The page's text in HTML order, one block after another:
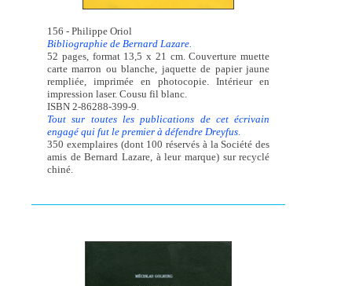
156 - Philippe Oriol
Bibliographie de Bernard Lazare.
52 pages, format 13,5 x 21 cm. Couverture muette
carte marron ou blanche, jaquette de papier jaune
rempliée, imprimée en photocopie. Intérieur en
impression laser. Cousu fil blanc.
ISBN 2-86288-399-9.
Tout sur toutes les publications de cet écrivain
engagé qui fut le premier à défendre Dreyfus.
350 exemplaires (dont 100 réservés à la Société des
amis de Bernard Lazare, à leur marque) sur recyclé
chiné.